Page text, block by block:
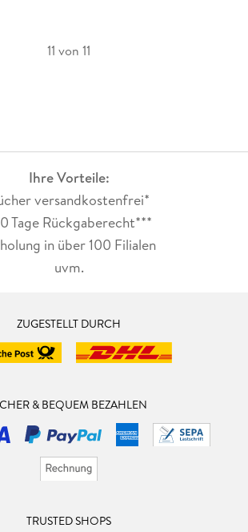
11 von 11
Ihre Vorteile:
versandkostenfrei*
Tage Rückgaberecht***
in über 100 Filialen
uvm.
ZUGESTELLT DURCH
& BEQUEM BEZAHLEN
TRUSTED SHOPS